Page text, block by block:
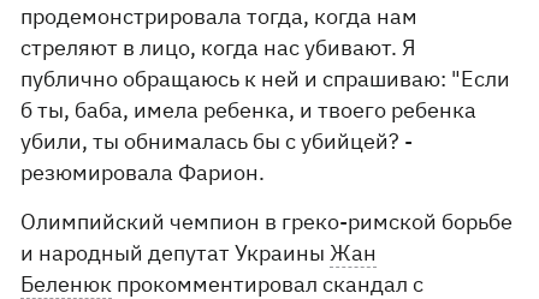
продемонстрировала тогда, когда нам
стреляют в лицо, когда нас убивают. Я
публично обращаюсь к ней и спрашиваю: "Если
б ты, баба, имела ребенка, и твоего ребенка
убили, ты обнималась бы с убийцей? -
резюмировала Фарион.
Олимпийский чемпион в греко-римской борьбе
и народный депутат УкраиныЖан
Беленюк прокомментировал скандал с